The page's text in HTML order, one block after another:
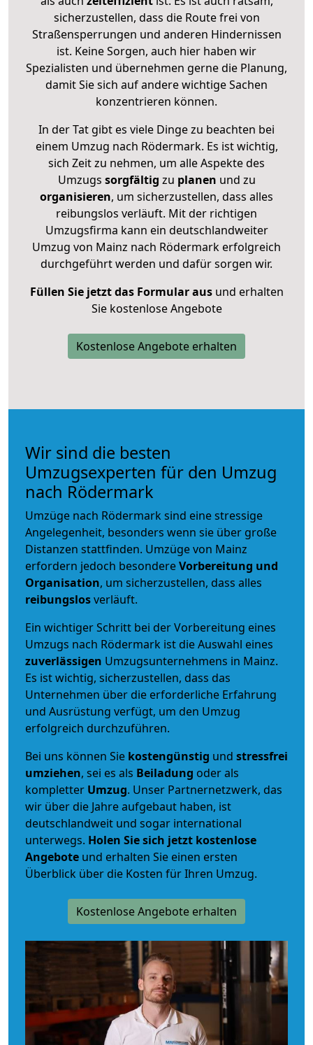
sicherzustellen, dass die Route frei von
Straßensperrungen und anderen Hindernissen
ist. Keine Sorgen, auch hier haben wir
Spezialisten und übernehmen gerne die Planung,
damit Sie sich auf andere wichtige Sachen
konzentrieren können.
In der Tat gibt es viele Dinge zu beachten bei
einem Umzug nach Rödermark. Es ist wichtig,
sich Zeit zu nehmen, um alle Aspekte des
Umzugs sorgfältig zu planen und zu
organisieren, um sicherzustellen, dass alles
reibungslos verläuft. Mit der richtigen
Umzugsfirma kann ein deutschlandweiter
Umzug von Mainz nach Rödermark erfolgreich
durchgeführt werden und dafür sorgen wir.
Füllen Sie jetzt das Formular ausund erhalten
Sie kostenlose Angebote
Kostenlose Angebote erhalten
Wir sind die besten
Umzugsexperten für den Umzug
nach Rödermark
Umzüge nach Rödermark sind eine stressige
Angelegenheit, besonders wenn sie über große
Distanzen stattfinden. Umzüge von Mainz
erfordern jedoch besondereVorbereitung und
Organisation, um sicherzustellen, dass alles
reibungslosverläuft.
Ein wichtiger Schritt bei der Vorbereitung eines
Umzugs nach Rödermark ist die Auswahl eines
zuverlässigen Umzugsunternehmens in Mainz.
Es ist wichtig, sicherzustellen, dass das
Unternehmen über die erforderliche Erfahrung
und Ausrüstung verfügt, um den Umzug
erfolgreich durchzuführen.
Bei uns können Sie kostengünstig und stressfrei
umziehen, sei es als Beiladung oder als
kompletter Umzug. Unser Partnernetzwerk, das
wir über die Jahre aufgebaut haben, ist
deutschlandweit und sogar international
unterwegs. Holen Sie sich jetzt kostenlose
Angebote und erhalten Sie einen ersten
Überblick über die Kosten für Ihren Umzug.
Kostenlose Angebote erhalten